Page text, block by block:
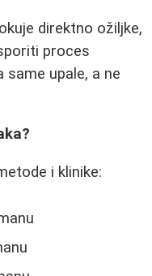
direktno ožiljke,
proces
same upale, a ne
i klinike: